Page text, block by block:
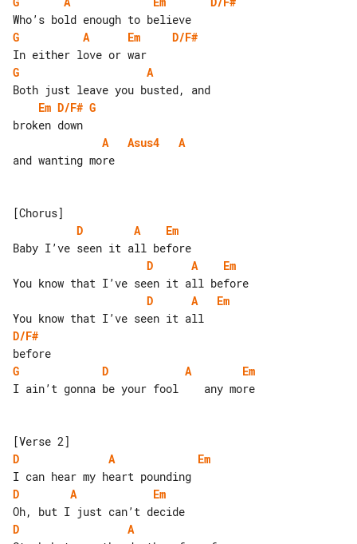
G
A Em
D/F#
G
A
Em D/F# G
A
Asus4
A
and wanting more
D
A
Em
D
A
Em
D
A
Em
D/F#
G
D A
Em
I ain’t gonna be your fool    any more
D
A
Em
D
A
Em
D
A